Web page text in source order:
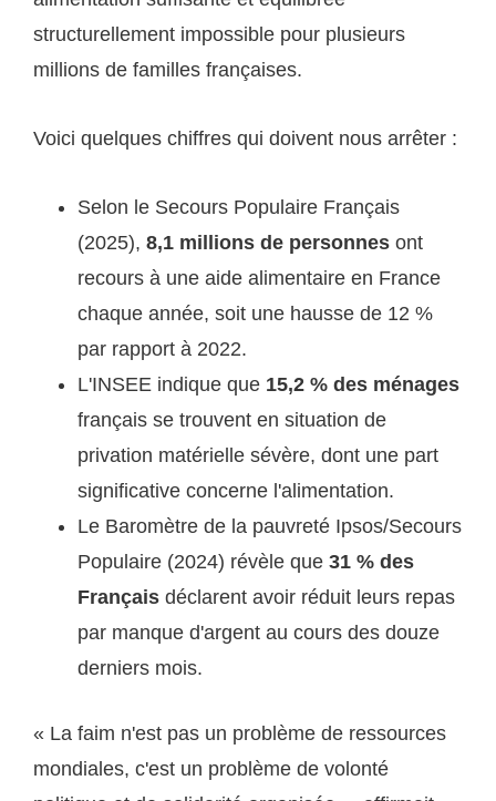
structurellement impossible pour plusieurs
millions de familles françaises.
Voici quelques chiffres qui doivent nous arrêter :
Selon le Secours Populaire Français
(2025), 8,1 millions de personnes ont
recours à une aide alimentaire en France
chaque année, soit une hausse de 12 %
par rapport à 2022.
L'INSEE indique que 15,2 % des ménages
français se trouvent en situation de
privation matérielle sévère, dont une part
significative concerne l'alimentation.
Le Baromètre de la pauvreté Ipsos/Secours
Populaire (2024) révèle que 31 % des
Français déclarent avoir réduit leurs repas
par manque d'argent au cours des douze
derniers mois.
« La faim n'est pas un problème de ressources
mondiales, c'est un problème de volonté